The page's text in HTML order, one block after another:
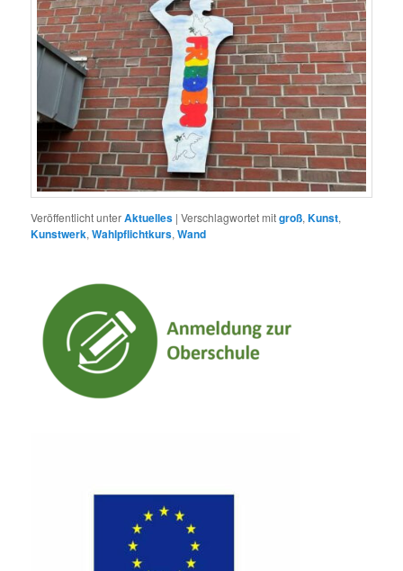
Veröffentlicht unterAktuelles |Verschlagwortet mitgroß,Kunst,
Kunstwerk,Wahlpflichtkurs,Wand